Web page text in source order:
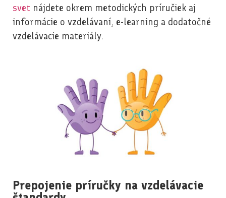
svet nájdete okrem metodických príručiek aj
informácie o vzdelávaní, e-learning a dodatočné
vzdelávacie materiály.
Prepojenie príručky na vzdelávacie